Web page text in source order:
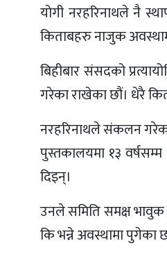
योगी नरहरिनाथले नै
किताबहरु नाजुक
बिहीबार संसदको
गरेका राखेका छौं। धेरै
नरहरिनाथले संकलन
पुस्तकालयमा १३
दिइन्।
उनले समिति समक्ष भावुक
कि भन्ने अवस्थामा पुगेका